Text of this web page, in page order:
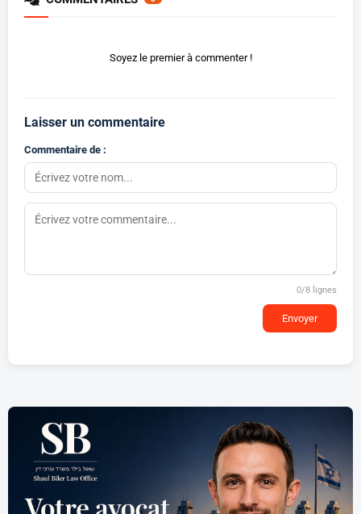
Soyez le premier à commenter !
Laisser un commentaire
Commentaire de :
0/8 lignes
Envoyer